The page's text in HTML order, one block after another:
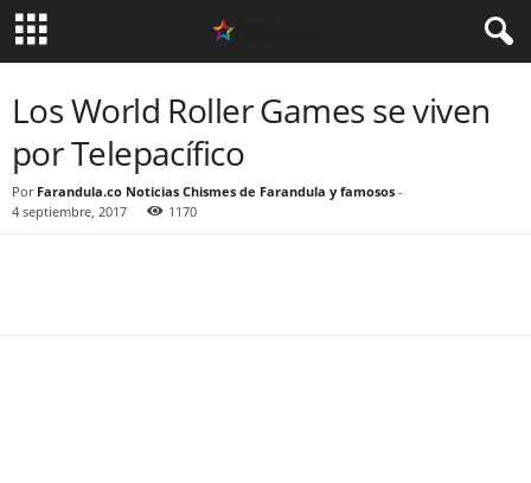
Los World Roller Games se viven
por Telepacífico
Por Farandula.co Noticias Chismes de Farandula y famosos -
4 septiembre, 2017
1170